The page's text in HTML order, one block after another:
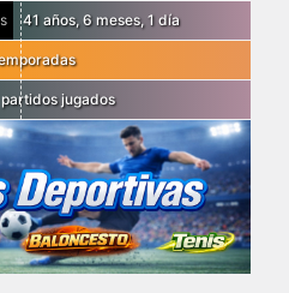
41 años, 6 meses, 1 día
jugados